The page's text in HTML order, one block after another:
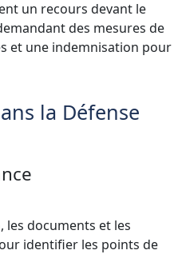
un recours devant le
des mesures de
et une indemnisation pour
la Défense
les documents et les
identifier les points de